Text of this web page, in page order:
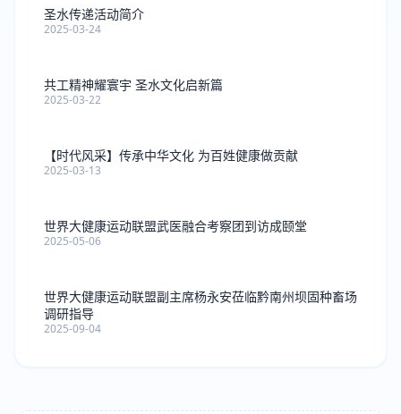
圣水传递活动简介
2025-03-24
共工精神耀寰宇 圣水文化启新篇
2025-03-22
【时代风采】传承中华文化 为百姓健康做贡献
2025-03-13
世界大健康运动联盟武医融合考察团到访成颐堂
2025-05-06
世界大健康运动联盟副主席杨永安莅临黔南州坝固种畜场
调研指导
2025-09-04